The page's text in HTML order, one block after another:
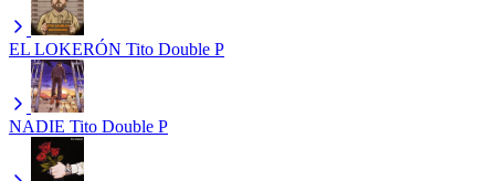
EL LOKERÓN Tito Double P
NADIE Tito Double P